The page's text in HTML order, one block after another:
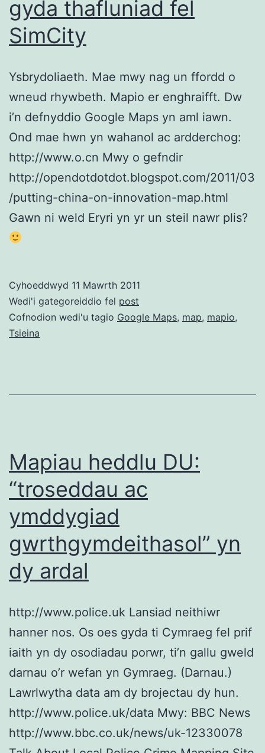
gyda thafluniad fel
SimCity
Ysbrydoliaeth. Mae mwy nag un ffordd o
wneud rhywbeth. Mapio er enghraifft. Dw
i’n defnyddio Google Maps yn aml iawn.
Ond mae hwn yn wahanol ac ardderchog:
http://www.o.cn Mwy o gefndir
http://opendotdotdot.blogspot.com/2011/03
/putting-china-on-innovation-map.html
Gawn ni weld Eryri yn yr un steil nawr plis?
Cyhoeddwyd 11 Mawrth 2011
Wedi'i gategoreiddio fel post
Cofnodion wedi'u tagio Google Maps, map, mapio,
Tsieina
Mapiau heddlu DU:
“troseddau ac
ymddygiad
gwrthgymdeithasol” yn
dy ardal
http://www.police.uk Lansiad neithiwr
hanner nos. Os oes gyda ti Cymraeg fel prif
iaith yn dy osodiadau porwr, ti’n gallu gweld
darnau o’r wefan yn Gymraeg. (Darnau.)
Lawrlwytha data am dy brojectau dy hun.
http://www.police.uk/data Mwy: BBC News
http://www.bbc.co.uk/news/uk-12330078